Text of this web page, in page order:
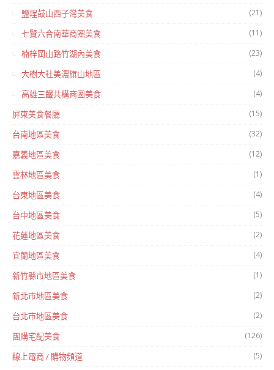
鹽埕鼓山西子灣美食 (21)
七賢六合南華商圈美食 (11)
楠梓岡山路竹湖內美食 (23)
大樹大社美濃旗山地區 (4)
高雄三鐵共構商圈美食 (4)
屏東美食餐廳 (15)
台南地區美食 (32)
嘉義地區美食 (12)
雲林地區美食 (1)
台東地區美食 (4)
台中地區美食 (5)
花蓮地區美食 (2)
宜蘭地區美食 (4)
新竹縣市地區美食 (1)
新北市地區美食 (2)
台北市地區美食 (2)
團購宅配美食 (126)
線上電商 / 購物頻道 (5)